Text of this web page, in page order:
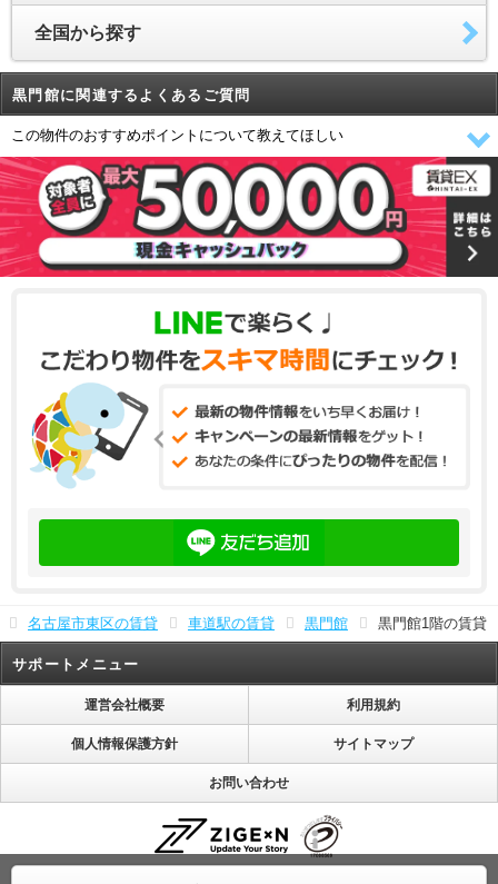
全国から探す
黒門館に関連するよくあるご質問
この物件のおすすめポイントについて教えてほしい
名古屋市東区の賃貸 車道駅の賃貸 黒門館 黒門館1階の賃貸
サポートメニュー
運営会社概要 利用規約
個人情報保護方針 サイトマップ
お問い合わせ